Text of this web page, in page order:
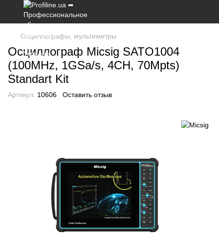
Осциллографы, мультиметры
Осциллограф Micsig SATO1004
(100MHz, 1GSa/s, 4CH, 70Mpts)
Standart Kit
Артикул: 10606 Оставить отзыв